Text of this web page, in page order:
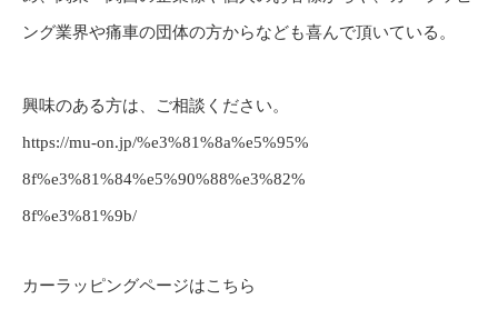
ング業界や痛車の団体の方からなども喜んで頂いている。
興味のある方は、ご相談ください。
https://mu-on.jp/%e3%81%8a%e5%95%
8f%e3%81%84%e5%90%88%e3%82%
8f%e3%81%9b/
カーラッピングページはこちら